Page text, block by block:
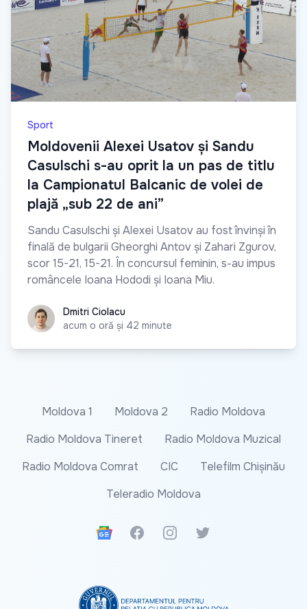
Sport
Moldovenii Alexei Usatov și Sandu
Casulschi s-au oprit la un pas de titlu
la Campionatul Balcanic de volei de
plajă „sub 22 de ani”
Sandu Casulschi și Alexei Usatov au fost învinși în
finală de bulgarii Gheorghi Antov și Zahari Zgurov,
scor 15-21, 15-21. În concursul feminin, s-au impus
româncele Ioana Hododi și Ioana Miu.
Dmitri Ciolacu
Dmitri Ciolacu
acum o oră și 42 minute
Moldova 1 Moldova 2
Radio Moldova
Radio Moldova Tineret
Radio Moldova Muzical
Radio Moldova Comrat
CIC
Telefilm Chișinău
Teleradio Moldova
Google News
FacebookInstagramTwitter